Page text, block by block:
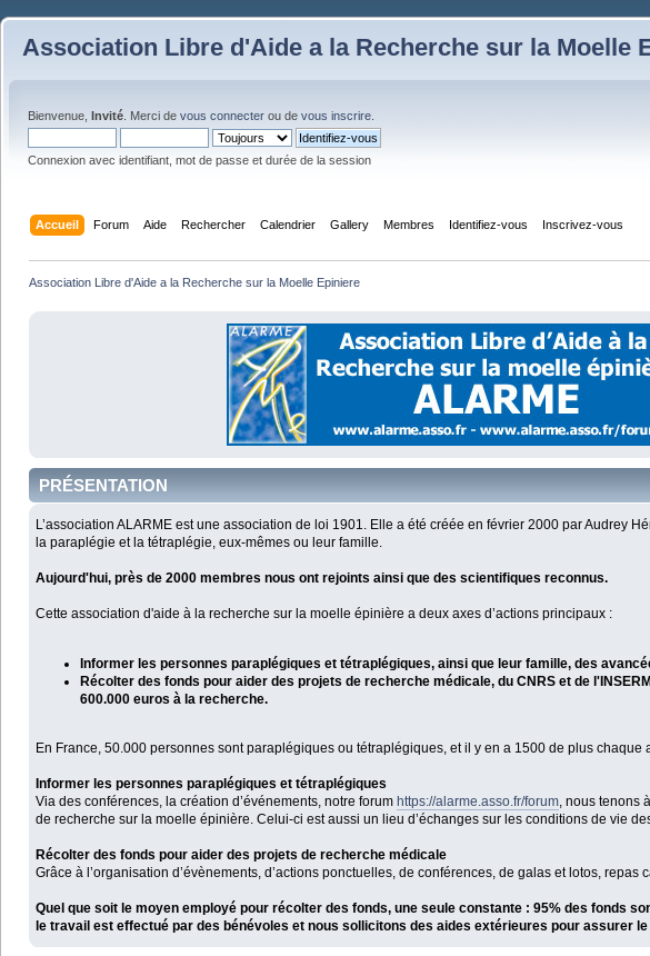
Association Libre d'Aide a la Recherche sur la Moelle
Bienvenue, Invité . Merci de vous connecter ou de vous inscrire
Connexion avec identifiant, mot de passe et durée de la session
Accueil Forum Aide Rechercher Calendrier Gallery Membres Identifiez-vous Inscrivez-vous
Association Libre d'Aide a la Recherche sur la Moelle Epiniere
PRÉSENTATION
L’association ALARME est une association de loi 1901. Elle a été créée en février 2000 par Audrey
la paraplégie et la tétraplégie, eux-mêmes ou leur famille.
Aujourd'hui, près de 2000 membres nous ont rejoints ainsi que des scientifiques reconnus.
Cette association d'aide à la recherche sur la moelle épinière a deux axes d’actions principaux :
Informer les personnes paraplégiques et tétraplégiques, ainsi que leur famille, des
Récolter des fonds pour aider des projets de recherche médicale, du CNRS et de
600.000 euros à la recherche.
En France, 50.000 personnes sont paraplégiques ou tétraplégiques, et il y en a 1500 de plus
Informer les personnes paraplégiques et tétraplégiques
Via des conférences, la création d’événements, notre forum https://alarme.asso.fr/forum, nous tenons
de recherche sur la moelle épinière. Celui-ci est aussi un lieu d’échanges sur les conditions de vie
Récolter des fonds pour aider des projets de recherche médicale
Grâce à l’organisation d’évènements, d’actions ponctuelles, de conférences, de galas et lotos, repas
Quel que soit le moyen employé pour récolter des fonds, une seule constante : 95% des fonds
le travail est effectué par des bénévoles et nous sollicitons des aides extérieures pour assurer